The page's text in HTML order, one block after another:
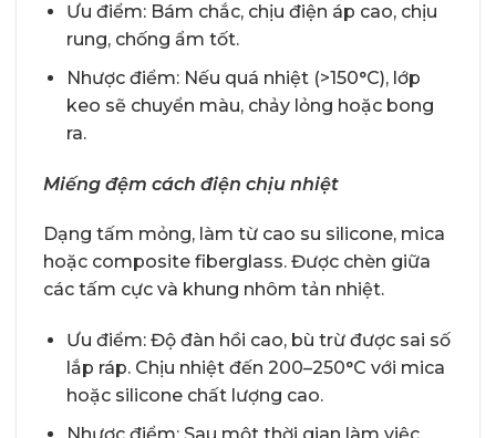
Ưu điểm: Bám chắc, chịu điện áp cao, chịu
rung, chống ẩm tốt.
Nhược điểm: Nếu quá nhiệt (>150°C), lớp
keo sẽ chuyển màu, chảy lỏng hoặc bong
ra.
Miếng đệm cách điện chịu nhiệt
Dạng tấm mỏng, làm từ cao su silicone, mica
hoặc composite fiberglass. Được chèn giữa
các tấm cực và khung nhôm tản nhiệt.
Ưu điểm: Độ đàn hồi cao, bù trừ được sai số
lắp ráp. Chịu nhiệt đến 200–250°C với mica
hoặc silicone chất lượng cao.